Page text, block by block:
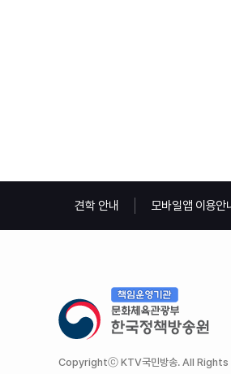
견학 안내 모바일앱 이용안
Copyrightⓒ KTV국민방송. All